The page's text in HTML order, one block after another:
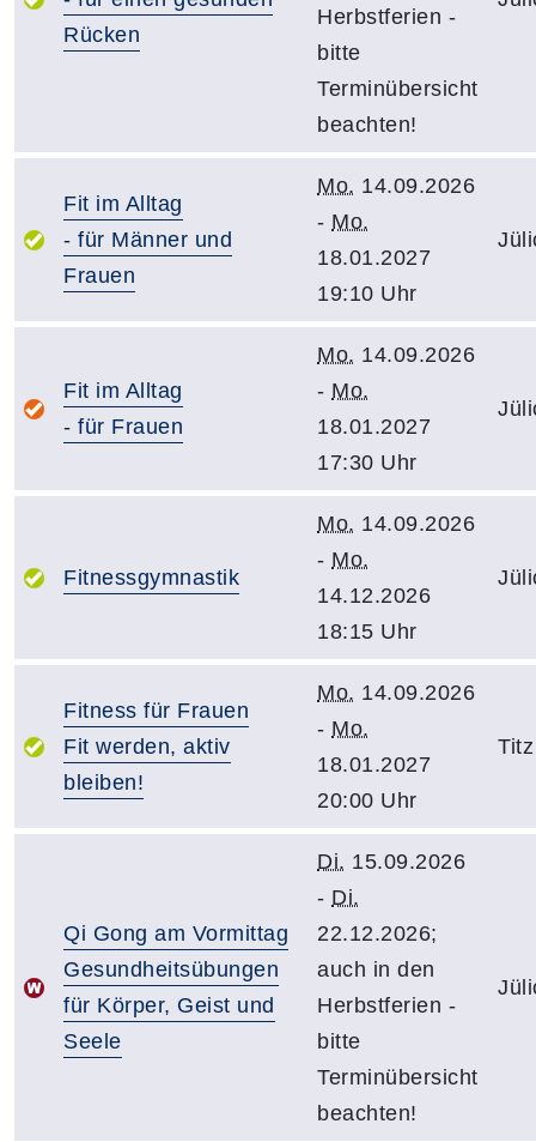
Rücken
Herbstferien -
bitte
Terminübersicht
beachten!
Fit im Alltag
- für Männer und
Frauen
Mo. 14.09.2026
- Mo.
18.01.2027
19:10 Uhr
Fit im Alltag
- für Frauen
Mo. 14.09.2026
- Mo.
18.01.2027
17:30 Uhr
Fitnessgymnastik
Mo. 14.09.2026
- Mo.
14.12.2026
18:15 Uhr
Fitness für Frauen
Fit werden, aktiv
bleiben!
Mo. 14.09.2026
- Mo.
18.01.2027
20:00 Uhr
Titz
Qi Gong am Vormittag
Gesundheitsübungen
für Körper, Geist und
Seele
Di. 15.09.2026
- Di.
22.12.2026;
auch in den
Herbstferien -
bitte
Terminübersicht
beachten!